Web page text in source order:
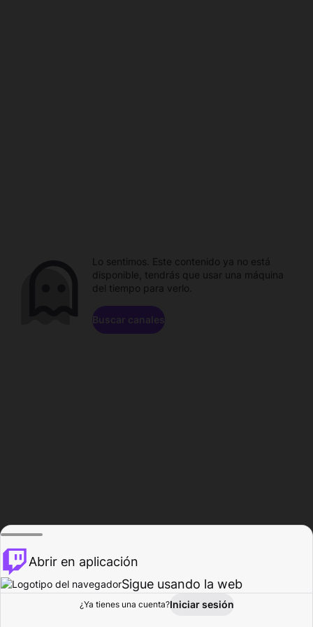
Explorar Actividad
Lo sentimos. Este contenido ya no está
disponible, tendrás que usar una máquina
del tiempo para verlo.
Buscar canales
Abrir en aplicación
Sigue usando la web
¿Ya tienes una cuenta?Iniciar sesión